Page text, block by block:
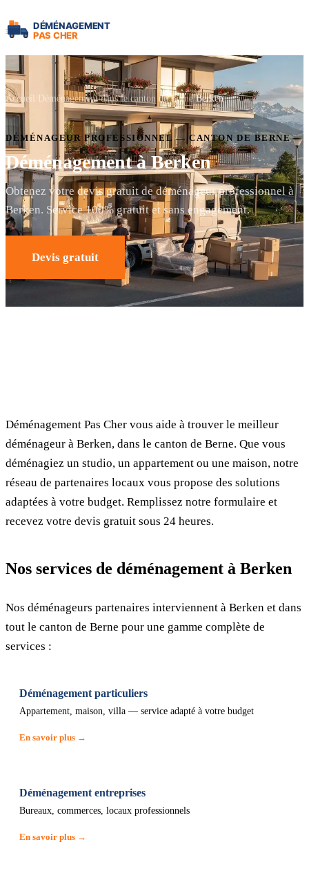
Accueil Déménagement dans le canton de Berne Berken
DÉMÉNAGEUR PROFESSIONNEL — CANTON DE BERNE
Déménagement à Berken
Obtenez votre devis gratuit de déménageur professionnel à
Berken. Service 100% gratuit et sans engagement.
Devis gratuit
Déménagement Pas Cher vous aide à trouver le meilleur
déménageur à Berken, dans le canton de Berne. Que vous
déménagiez un studio, un appartement ou une maison, notre
réseau de partenaires locaux vous propose des solutions
adaptées à votre budget. Remplissez notre formulaire et
recevez votre devis gratuit sous 24 heures.
Nos services de déménagement à Berken
Nos déménageurs partenaires interviennent à Berken et dans
tout le canton de Berne pour une gamme complète de
services :
Déménagement particuliers
Appartement, maison, villa — service adapté à votre budget
En savoir plus →
Déménagement entreprises
Bureaux, commerces, locaux professionnels
En savoir plus →